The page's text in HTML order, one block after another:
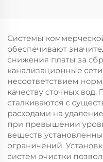
Системы
обеспечивают
снижения платы за
канализационные
несоответствием
качеству сточных
сталкиваются с
расходами на
при превышении
веществ
ограничений.
систем очистки